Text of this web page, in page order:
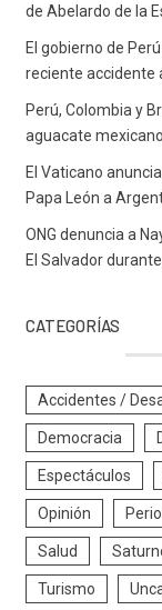
de Abelardo de la
El gobierno de
reciente accidente
Perú, Colombia y
aguacate
El Vaticano
Papa León a
ONG denuncia a
El Salvador
CATEGORÍAS
Accidentes /
Democracia
Espectáculos
Opinión
Salud
Turismo